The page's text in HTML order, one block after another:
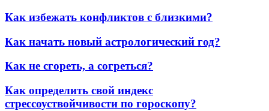
Как избежать конфликтов с близкими?
Как начать новый астрологический год?
Как не сгореть, а согреться?
Как определить свой индекс
стрессоуствойчивости по гороскопу?